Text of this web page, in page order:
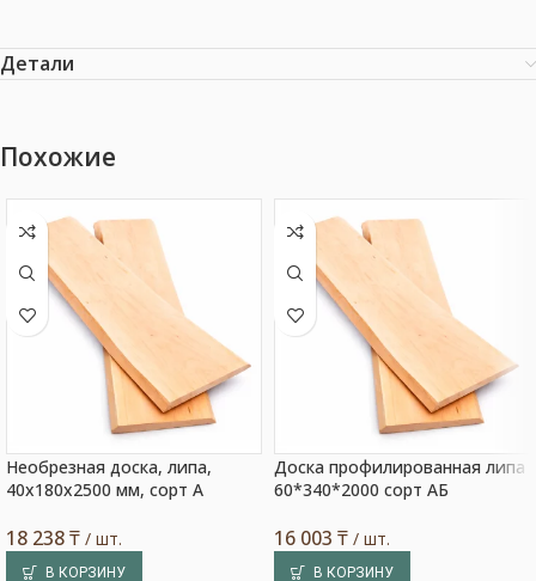
Детали
Похожие
Необрезная доска, липа,
40x180x2500 мм, сорт A
18 238₸ / шт.
В КОРЗИНУ
Доска профилированная липа
60*340*2000 сорт АБ
16 003 ₸ / шт.
В КОРЗИНУ